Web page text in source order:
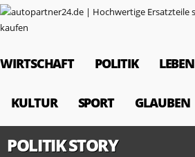
WIRTSCHAFT POLITIK LEBEN
KULTUR SPORT GLAUBEN
POLITIK STORY